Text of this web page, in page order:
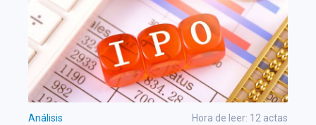
Análisis Hora de leer: 12 actas